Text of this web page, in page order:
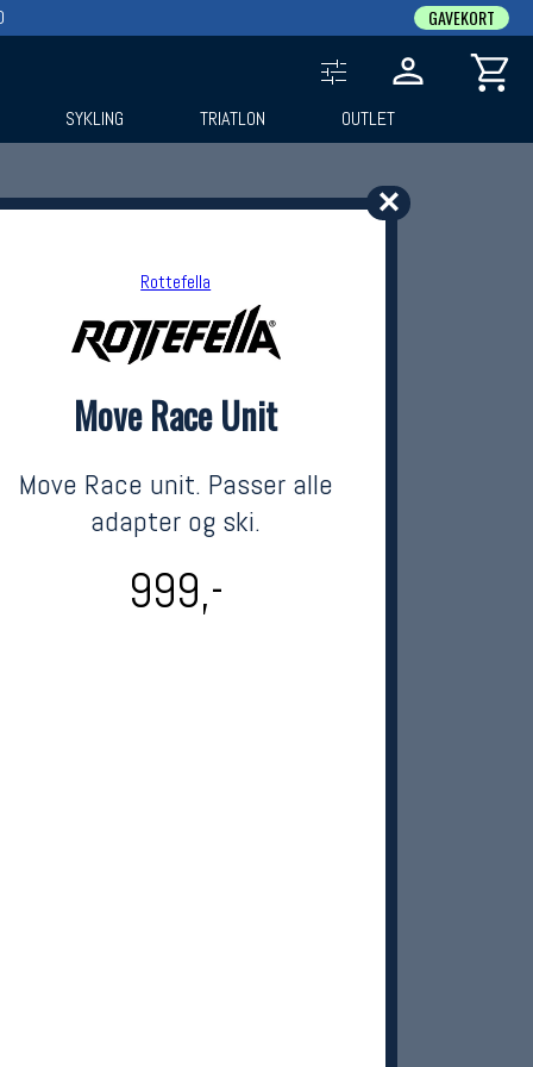
✕
Rottefella
Move Race Unit
Move Race unit. Passer alle
adapter og ski.
999,-
GAVEKORT
SYKLING TRIATLON OUTLET